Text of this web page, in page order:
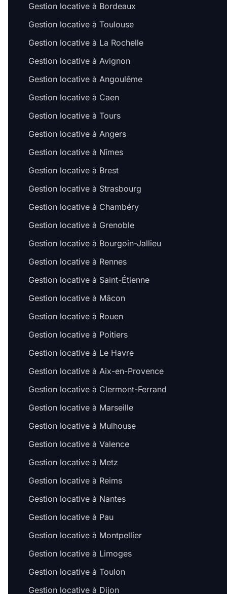
Gestion locative à Bordeaux
Gestion locative à Toulouse
Gestion locative à La Rochelle
Gestion locative à Avignon
Gestion locative à Angoulême
Gestion locative à Caen
Gestion locative à Tours
Gestion locative à Angers
Gestion locative à Nîmes
Gestion locative à Brest
Gestion locative à Strasbourg
Gestion locative à Chambéry
Gestion locative à Grenoble
Gestion locative à Bourgoin-Jallieu
Gestion locative à Rennes
Gestion locative à Saint-Étienne
Gestion locative à Mâcon
Gestion locative à Rouen
Gestion locative à Poitiers
Gestion locative à Le Havre
Gestion locative à Aix-en-Provence
Gestion locative à Clermont-Ferrand
Gestion locative à Marseille
Gestion locative à Mulhouse
Gestion locative à Valence
Gestion locative à Metz
Gestion locative à Reims
Gestion locative à Nantes
Gestion locative à Pau
Gestion locative à Montpellier
Gestion locative à Limoges
Gestion locative à Toulon
Gestion locative à Dijon